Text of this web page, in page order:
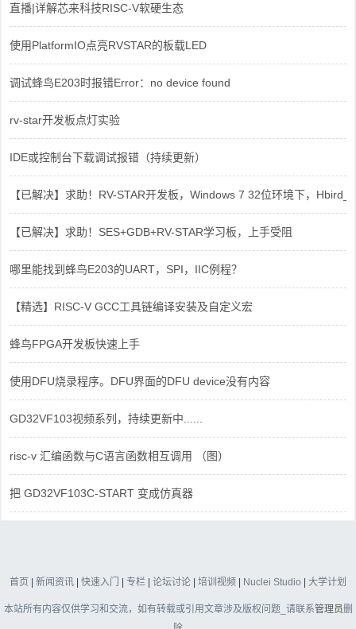
直播|详解芯来科技RISC-V软硬生态
使用PlatformIO点亮RVSTAR的板载LED
调试蜂鸟E203时报错Error：no device found
rv-star开发板点灯实验
IDE或控制台下载调试报错（持续更新）
【已解决】求助！RV-STAR开发板，Windows 7 32位环境下，
【已解决】求助！SES+GDB+RV-STAR学习板，上手受阻
哪里能找到蜂鸟E203的UART，SPI，IIC例程？
【精选】RISC-V GCC工具链编译安装及自定义宏
蜂鸟FPGA开发板快速上手
使用DFU烧录程序。DFU界面的DFU device没有内容
GD32VF103视频系列，持续更新中......
risc-v 汇编函数与C语言函数相互调用 （图）
把 GD32VF103C-START 变成仿真器
首页 | 新闻资讯 | 快速入门 | 专栏 | 论坛讨论 | 培训视频 | Nuclei Studio | 大学计划
本站所有内容仅供学习和交流，如有转载或引用文章涉及版权问题_请联系管理员删